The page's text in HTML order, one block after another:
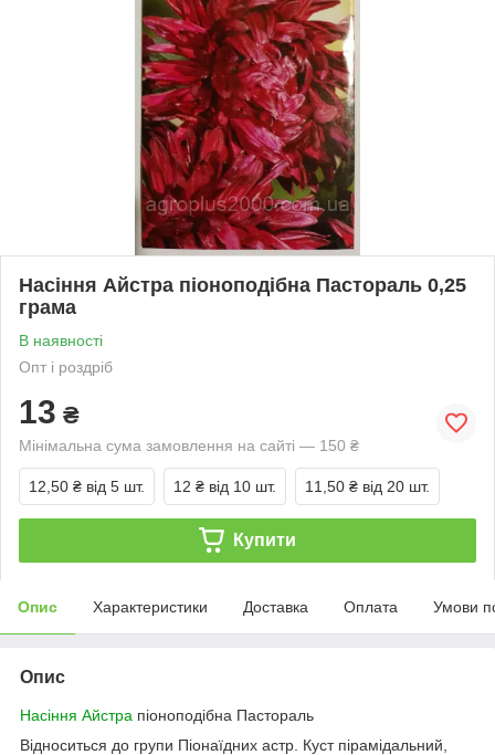
Насіння Айстра піоноподібна Пастораль 0,25
грама
В наявності
Опт і роздріб
13 ₴
Мінімальна сума замовлення на сайті — 150 ₴
12,50 ₴ від 5 шт. 12 ₴ від 10 шт. 11,50 ₴ від 20 шт.
Купити
Опис Характеристики Доставка Оплата Умови
Опис
Насіння Айстра піоноподібна Пастораль
Відноситься до групи Піонаїдних астр. Куст пірамідальний,